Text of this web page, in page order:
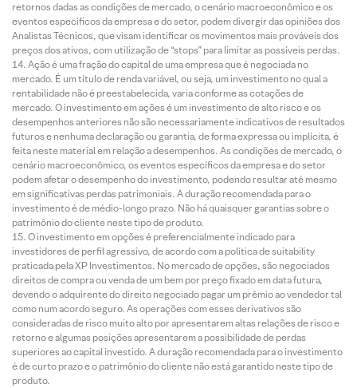
retornos dadas as condições de mercado, o cenário macroeconômico e os
eventos específicos da empresa e do setor, podem divergir das opiniões dos
Analistas Técnicos, que visam identificar os movimentos mais prováveis dos
preços dos ativos, com utilização de “stops” para limitar as possíveis perdas.
Ação é uma fração do capital de uma empresa que é negociada no
mercado. É um título de renda variável, ou seja, um investimento no qual a
rentabilidade não é preestabelecida, varia conforme as cotações de
mercado. O investimento em ações é um investimento de alto risco e os
desempenhos anteriores não são necessariamente indicativos de resultados
futuros e nenhuma declaração ou garantia, de forma expressa ou implícita, é
feita neste material em relação a desempenhos. As condições de mercado, o
cenário macroeconômico, os eventos específicos da empresa e do setor
podem afetar o desempenho do investimento, podendo resultar até mesmo
em significativas perdas patrimoniais. A duração recomendada para o
investimento é de médio-longo prazo. Não há quaisquer garantias sobre o
patrimônio do cliente neste tipo de produto.
O investimento em opções é preferencialmente indicado para
investidores de perfil agressivo, de acordo com a política de suitability
praticada pela XP Investimentos. No mercado de opções, são negociados
direitos de compra ou venda de um bem por preço fixado em data futura,
devendo o adquirente do direito negociado pagar um prêmio ao vendedor tal
como num acordo seguro. As operações com esses derivativos são
consideradas de risco muito alto por apresentarem altas relações de risco e
retorno e algumas posições apresentarem a possibilidade de perdas
superiores ao capital investido. A duração recomendada para o investimento
é de curto prazo e o patrimônio do cliente não está garantido neste tipo de
produto.